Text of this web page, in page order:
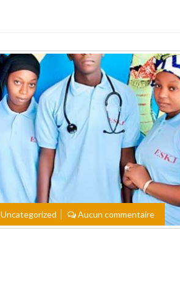
Uncategorized Aucun commentaire